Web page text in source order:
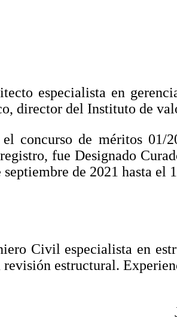
especialista en
director del Instituto de
el concurso de méritos 01/
fue Designado
septiembre de 2021 hasta el
Civil especialista en
revisión estructural.